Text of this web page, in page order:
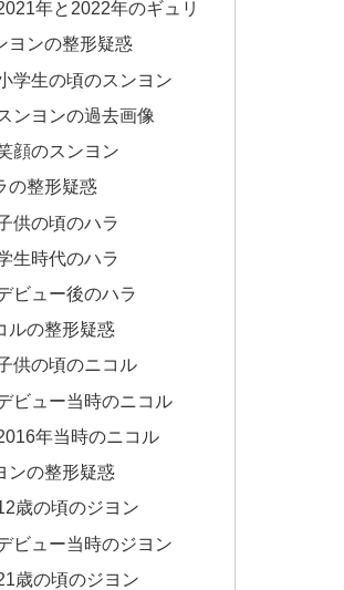
年と2022年のギュリ
ヨンの整形疑惑
学生の頃のスンヨン
ンヨンの過去画像
顔のスンヨン
の整形疑惑
供の頃のハラ
生時代のハラ
ビュー後のハラ
ルの整形疑惑
供の頃のニコル
ビュー当時のニコル
年当時のニコル
ンの整形疑惑
歳の頃のジヨン
ビュー当時のジヨン
歳の頃のジヨン